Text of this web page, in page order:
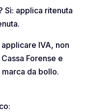
Sì: applica ritenuta
IVA, non
Forense e
da bollo.